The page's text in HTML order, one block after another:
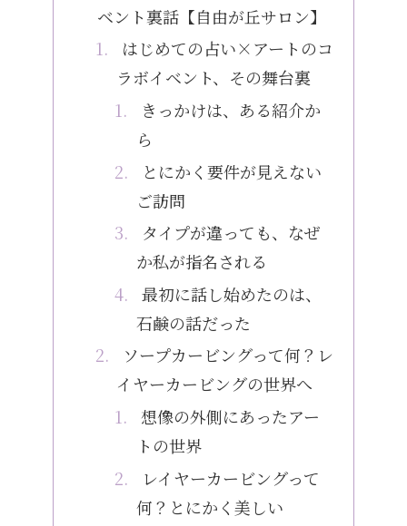
ベント裏話【自由が丘サロン】
はじめての占い×アートのコ
ラボイベント、その舞台裏
きっかけは、ある紹介か
ら
とにかく要件が見えない
ご訪問
タイプが違っても、なぜ
か私が指名される
最初に話し始めたのは、
石鹸の話だった
ソープカービングって何？レ
イヤーカービングの世界へ
想像の外側にあったアー
トの世界
レイヤーカービングって
何？とにかく美しい